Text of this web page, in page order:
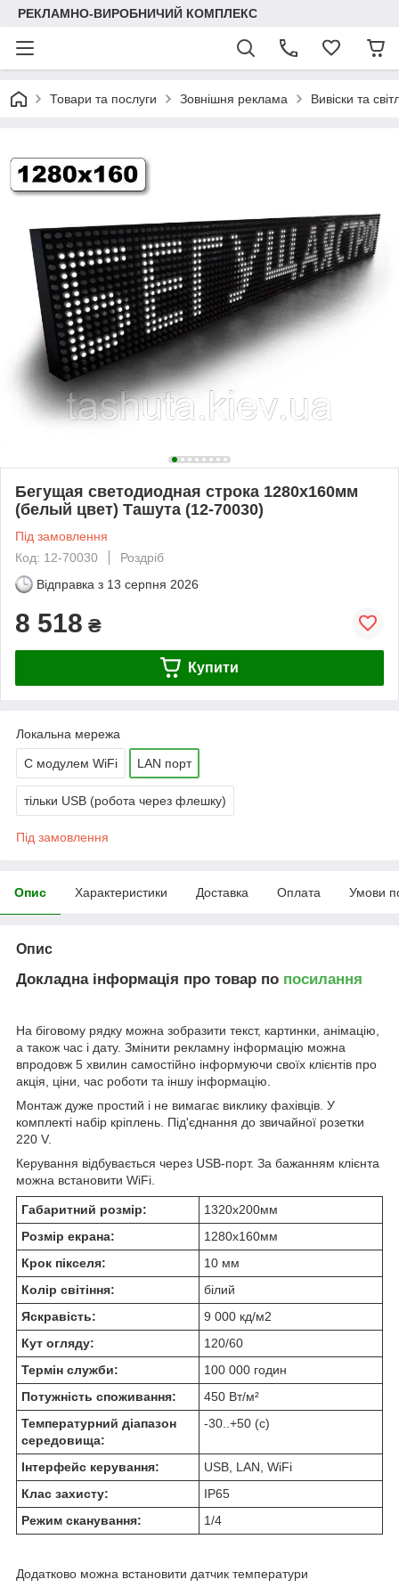
РЕКЛАМНО-ВИРОБНИЧИЙ КОМПЛЕКС
Товари та послуги Зовнішня реклама Вивіски та
Бегущая светодиодная строка 1280х160мм
(белый цвет) Ташута (12-70030)
Під замовлення
Код: 12-70030
Роздріб
Відправка з 13 серпня 2026
8 518 ₴
Купити
Локальна мережа
C модулем WiFi LAN порт
тільки USB (робота через флешку)
Під замовлення
Опис Характеристики Доставка Оплата Умови
Опис
Докладна інформація про товар по посилання
На біговому рядку можна зобразити текст, картинки, анімацію,
а також час і дату. Змінити рекламну інформацію можна
впродовж 5 хвилин самостійно інформуючи своїх клієнтів про
акція, ціни, час роботи та іншу інформацію.
Монтаж дуже простий і не вимагає виклику фахівців. У
комплекті набір кріплень. Під'єднання до звичайної розетки
220 V.
Керування відбувається через USB-порт. За бажанням клієнта
можна встановити WiFi.
Габаритний розмір:
1320х200мм
Розмір екрана:
1280х160мм
Крок пікселя:
10 мм
Колір світіння:
білий
Яскравість:
9 000 кд/м2
Кут огляду:
120/60
Термін служби:
100 000 годин
Потужність споживання:
450 Вт/м²
Температурний діапазон
середовища:
-30..+50 (с)
Інтерфейс керування:
USB, LAN, WiFi
Клас захисту:
IP65
Режим сканування:
1/4
Додатково можна встановити датчик температури